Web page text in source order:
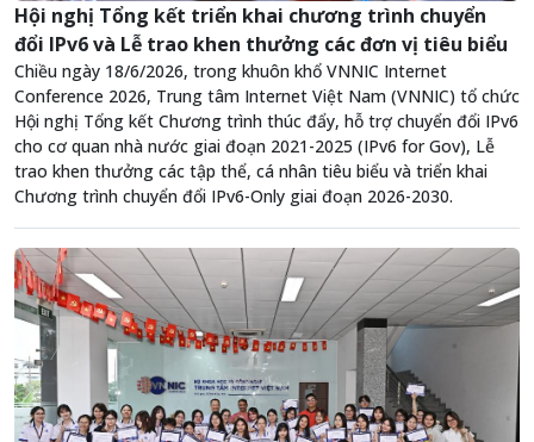
Hội nghị Tổng kết triển khai chương trình chuyển
đổi IPv6 và Lễ trao khen thưởng các đơn vị tiêu biểu
Chiều ngày 18/6/2026, trong khuôn khổ VNNIC Internet
Conference 2026, Trung tâm Internet Việt Nam (VNNIC) tổ chức
Hội nghị Tổng kết Chương trình thúc đẩy, hỗ trợ chuyển đổi IPv6
cho cơ quan nhà nước giai đoạn 2021-2025 (IPv6 for Gov), Lễ
trao khen thưởng các tập thể, cá nhân tiêu biểu và triển khai
Chương trình chuyển đổi IPv6-Only giai đoạn 2026-2030.